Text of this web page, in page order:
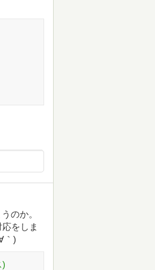
のか。
をしま
｀)
)